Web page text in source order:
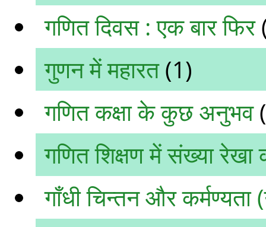
गणित दिवस : एक बार फिर
गुणन में महारत(1)
गणित कक्षा के कुछ अनुभव
गणित शिक्षण में संख्या रेखा
गाँधी चिन्तन और कर्मण्यता